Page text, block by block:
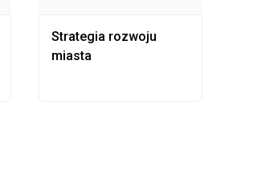
Strategia rozwoju
miasta